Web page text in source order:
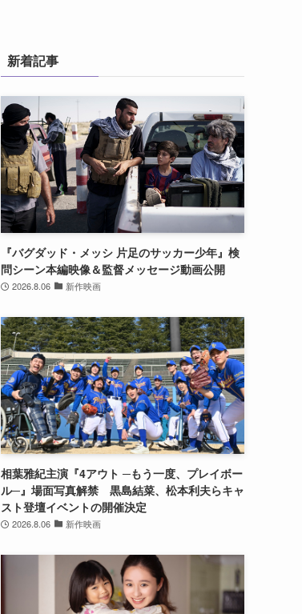
新着記事
『バグダッド・メッシ 片足のサッカー少年』検
問シーン本編映像＆監督メッセージ動画公開
2026.8.06 新作映画
相葉雅紀主演『4アウト ─もう一度、プレイボー
ル─』場面写真解禁 黒島結菜、松本利夫らキャ
スト登壇イベントの開催決定
2026.8.06 新作映画